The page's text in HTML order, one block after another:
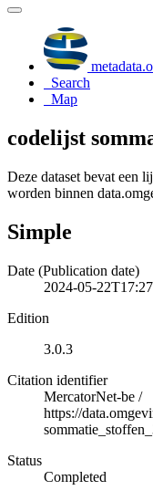
Search
Map
codelijst
Deze dataset bevat een
worden binnen
Simple
Date (Publication date)
2024-05-
Edition
3.0.3
Citation identifier
MercatorNet-be /
https://
Status
Completed